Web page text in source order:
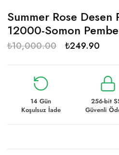
Summer Rose Desen
12000-Somon Pembe
₺10,000.00 ₺249.90
14 Gün
Koşulsuz İade
256-bit
Güvenli